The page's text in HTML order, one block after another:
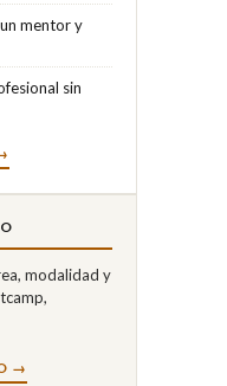
mentor y
sin
modalidad y
→